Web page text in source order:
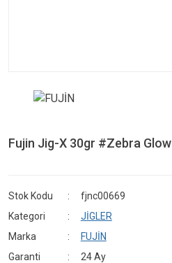
Fujin Jig-X 30gr #Zebra Glow
Stok Kodu
fjnc00669
Kategori
JİGLER
Marka
FUJİN
Garanti
24 Ay